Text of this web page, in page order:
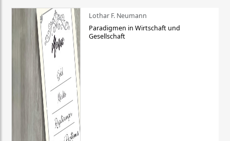
Lothar F. Neumann
Paradigmen in Wirtschaft und
Gesellschaft